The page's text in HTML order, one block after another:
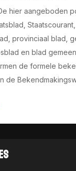
hier aangeboden
Staatscourant,
provinciaal blad,
en blad
de formele
de